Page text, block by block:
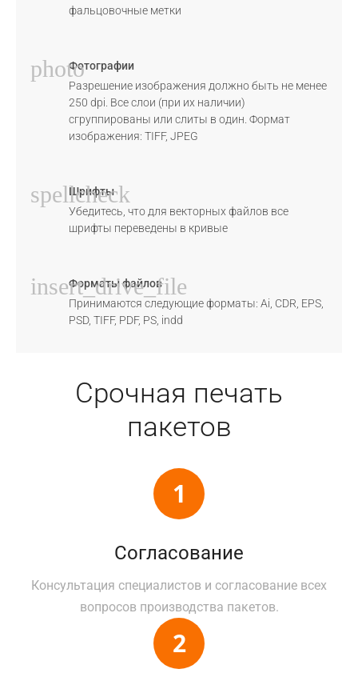
фальцовочные метки
photoФотографии
Разрешение изображения должно быть не менее
250 dpi. Все слои (при их наличии)
сгруппированы или слиты в один. Формат
изображения: TIFF, JPEG
spellcheck
Шрифты
Убедитесь, что для векторных файлов все
шрифты переведены в кривые
insert_drive_file
Форматы файлов
Принимаются следующие форматы: Ai, CDR, EPS,
PSD, TIFF, PDF, PS, indd
Срочная печать
пакетов
Согласование
Консультация специалистов и согласование всех
вопросов производства пакетов.